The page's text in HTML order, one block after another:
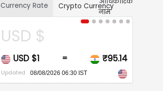
Currency Rate Crypto Currency
CAD $
CAD $1 = ₹68.20
Updated 08/08/2026 06:30 IST